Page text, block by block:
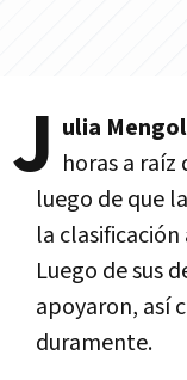
J ulia
horas a
luego de que la
la clasificación
Luego de sus
apoyaron, así
duramente.